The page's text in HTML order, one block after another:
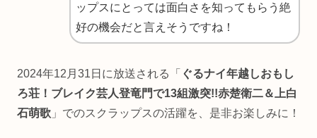
ップスにとっては面白さを知ってもらう絶
好の機会だと言えそうですね！
2024年12月31日に放送される「 ぐるナイ年越しおもし
ろ荘！ブレイク芸人登竜門で13組激突!!赤楚衛二＆上白
石萌歌 」でのスクラップスの活躍を、是非お楽しみに！